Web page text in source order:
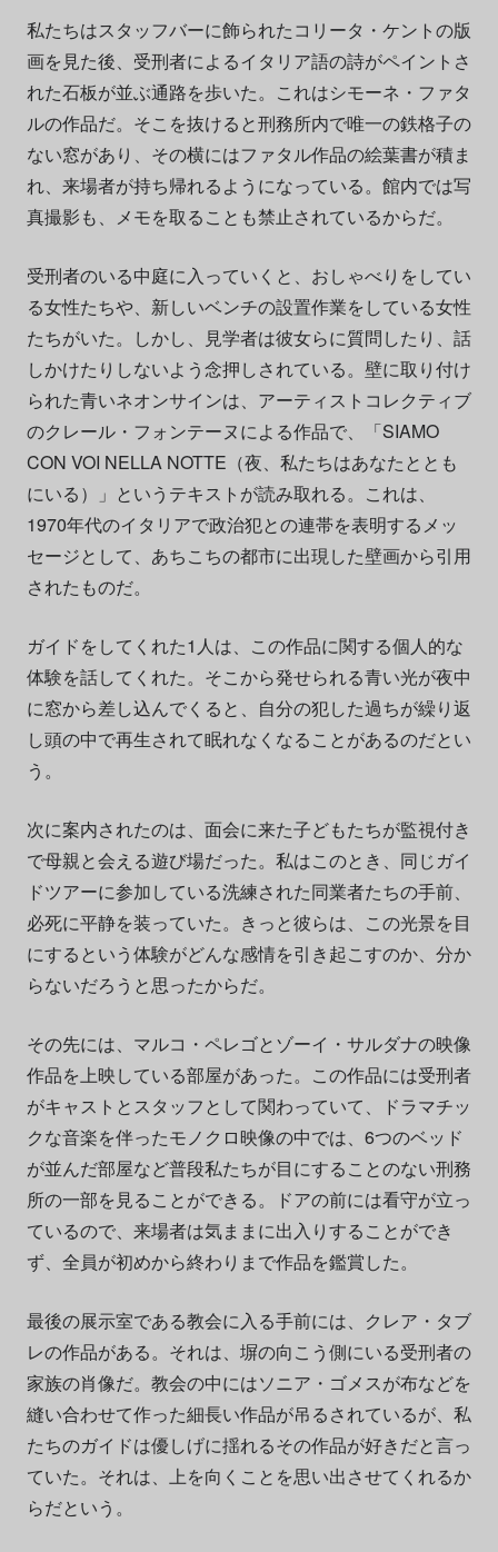
私たちはスタッフバーに飾られたコリータ・ケントの版
画を見た後、受刑者によるイタリア語の詩がペイントさ
れた石板が並ぶ通路を歩いた。これはシモーネ・ファタ
ルの作品だ。そこを抜けると刑務所内で唯一の鉄格子の
ない窓があり、その横にはファタル作品の絵葉書が積ま
れ、来場者が持ち帰れるようになっている。館内では写
真撮影も、メモを取ることも禁止されているからだ。
受刑者のいる中庭に入っていくと、おしゃべりをしてい
る女性たちや、新しいベンチの設置作業をしている女性
たちがいた。しかし、見学者は彼女らに質問したり、話
しかけたりしないよう念押しされている。壁に取り付け
られた青いネオンサインは、アーティストコレクティブ
のクレール・フォンテーヌによる作品で、「SIAMO
CON VOI NELLA NOTTE（夜、私たちはあなたととも
にいる）」というテキストが読み取れる。これは、
1970年代のイタリアで政治犯との連帯を表明するメッ
セージとして、あちこちの都市に出現した壁画から引用
されたものだ。
ガイドをしてくれた1人は、この作品に関する個人的な
体験を話してくれた。そこから発せられる青い光が夜中
に窓から差し込んでくると、自分の犯した過ちが繰り返
し頭の中で再生されて眠れなくなることがあるのだとい
う。
次に案内されたのは、面会に来た子どもたちが監視付き
で母親と会える遊び場だった。私はこのとき、同じガイ
ドツアーに参加している洗練された同業者たちの手前、
必死に平静を装っていた。きっと彼らは、この光景を目
にするという体験がどんな感情を引き起こすのか、分か
らないだろうと思ったからだ。
その先には、マルコ・ペレゴとゾーイ・サルダナの映像
作品を上映している部屋があった。この作品には受刑者
がキャストとスタッフとして関わっていて、ドラマチッ
クな音楽を伴ったモノクロ映像の中では、6つのベッド
が並んだ部屋など普段私たちが目にすることのない刑務
所の一部を見ることができる。ドアの前には看守が立っ
ているので、来場者は気ままに出入りすることができ
ず、全員が初めから終わりまで作品を鑑賞した。
最後の展示室である教会に入る手前には、クレア・タブ
レの作品がある。それは、塀の向こう側にいる受刑者の
家族の肖像だ。教会の中にはソニア・ゴメスが布などを
縫い合わせて作った細長い作品が吊るされているが、私
たちのガイドは優しげに揺れるその作品が好きだと言っ
ていた。それは、上を向くことを思い出させてくれるか
らだという。